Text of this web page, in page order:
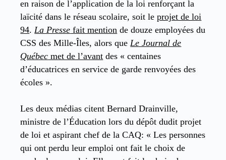
en raison de l’application de la loi renforçant la
laïcité dans le réseau scolaire, soit leprojet de loi
94. La Presse fait mention de douze employées du
CSS des Mille-Îles, alors que Le Journal de
Québec met de l’avant des « centaines
d’éducatrices en service de garde renvoyées des
écoles ».
Les deux médias citent Bernard Drainville,
ministre de l’Éducation lors du dépôt dudit projet
de loi et aspirant chef de la CAQ: « Les personnes
qui ont perdu leur emploi ont fait le choix de